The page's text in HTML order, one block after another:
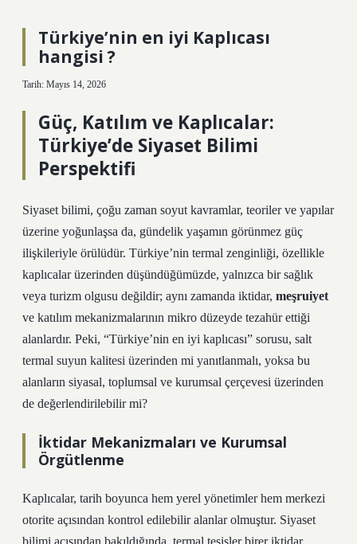
Türkiye’nin en iyi Kaplıcası
hangisi ?
Tarih: Mayıs 14, 2026
Güç, Katılım ve Kaplıcalar:
Türkiye’de Siyaset Bilimi
Perspektifi
Siyaset bilimi, çoğu zaman soyut kavramlar, teoriler ve yapılar
üzerine yoğunlaşsa da, gündelik yaşamın görünmez güç
ilişkileriyle örülüdür. Türkiye’nin termal zenginliği, özellikle
kaplıcalar üzerinden düşündüğümüzde, yalnızca bir sağlık
veya turizm olgusu değildir; aynı zamanda iktidar, meşruiyet
ve katılım mekanizmalarının mikro düzeyde tezahür ettiği
alanlardır. Peki, “Türkiye’nin en iyi kaplıcası” sorusu, salt
termal suyun kalitesi üzerinden mi yanıtlanmalı, yoksa bu
alanların siyasal, toplumsal ve kurumsal çerçevesi üzerinden
de değerlendirilebilir mi?
İktidar Mekanizmaları ve Kurumsal
Örgütlenme
Kaplıcalar, tarih boyunca hem yerel yönetimler hem merkezi
otorite açısından kontrol edilebilir alanlar olmuştur. Siyaset
bilimi açısından bakıldığında, termal tesisler birer iktidar